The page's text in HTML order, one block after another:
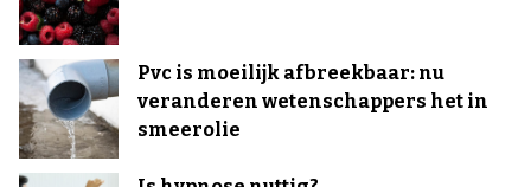
Pvc is moeilijk afbreekbaar: nu
veranderen wetenschappers het in
smeerolie